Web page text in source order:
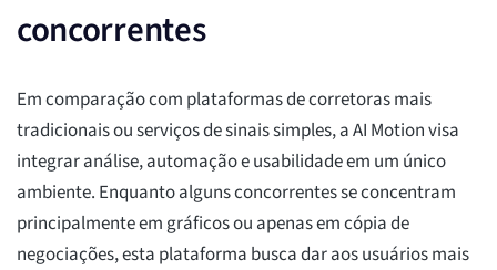
concorrentes
Em comparação com plataformas de corretoras mais
tradicionais ou serviços de sinais simples, a AI Motion visa
integrar análise, automação e usabilidade em um único
ambiente. Enquanto alguns concorrentes se concentram
principalmente em gráficos ou apenas em cópia de
negociações, esta plataforma busca dar aos usuários mais